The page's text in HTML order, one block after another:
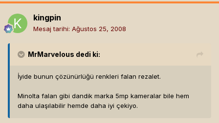
kingpin
Mesaj tarihi: Ağustos 25, 2008
MrMarvelous dedi ki:
İyide bunun çözünürlüğü renkleri falan rezalet.
Minolta falan gibi dandik marka 5mp kameralar bile hem
daha ulaşılabilir hemde daha iyi çekiyo.